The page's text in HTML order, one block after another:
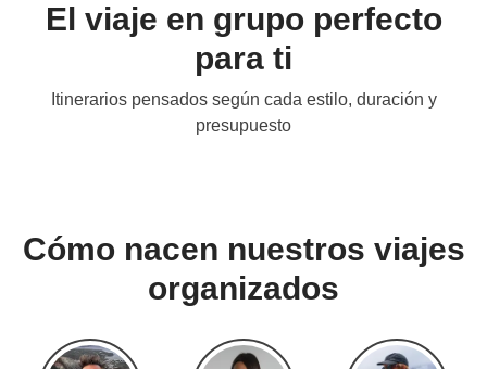
El viaje en grupo perfecto
para ti
Itinerarios pensados según cada estilo, duración y
presupuesto
Ideales para tu primer
WeRoad
Desde 299 €
Cómo nacen nuestros viajes
organizados